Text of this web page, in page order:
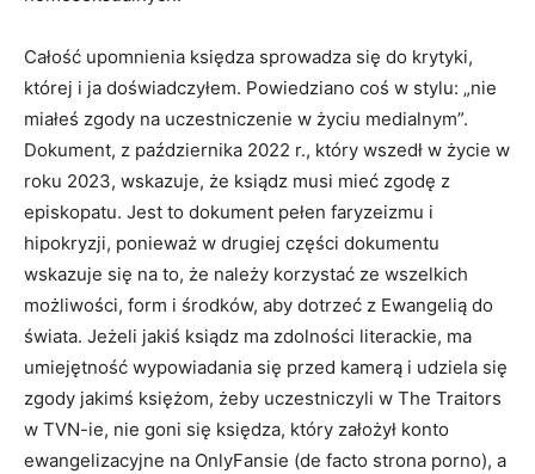
Całość upomnienia księdza sprowadza się do krytyki,
której i ja doświadczyłem. Powiedziano coś w stylu: „nie
miałeś zgody na uczestniczenie w życiu medialnym”.
Dokument, z października 2022 r., który wszedł w życie w
roku 2023, wskazuje, że ksiądz musi mieć zgodę z
episkopatu. Jest to dokument pełen faryzeizmu i
hipokryzji, ponieważ w drugiej części dokumentu
wskazuje się na to, że należy korzystać ze wszelkich
możliwości, form i środków, aby dotrzeć z Ewangelią do
świata. Jeżeli jakiś ksiądz ma zdolności literackie, ma
umiejętność wypowiadania się przed kamerą i udziela się
zgody jakimś księżom, żeby uczestniczyli w The Traitors
w TVN-ie, nie goni się księdza, który założył konto
ewangelizacyjne na OnlyFansie (de facto strona porno), a